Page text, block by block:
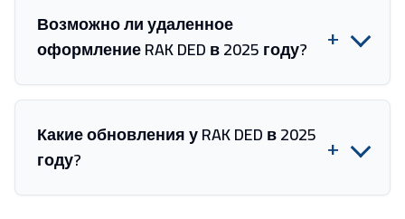
Возможно ли удаленное
оформление RAK DED в 2025 году?
+
Какие обновления у RAK DED в 2025
году?
+